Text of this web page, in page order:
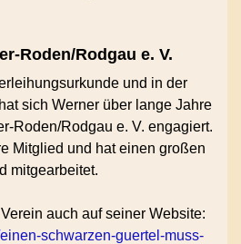
Roden/Rodgau e. V.
und in der
sich Werner über lange Jahre
Roden/Rodgau e. V. engagiert.
Mitglied und hat einen großen
mitgearbeitet.
auch auf seiner Website:
schwarzen-guertel-muss-